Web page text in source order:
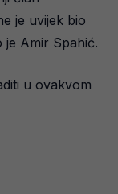
je uvijek bio
je Amir Spahić.
u ovakvom